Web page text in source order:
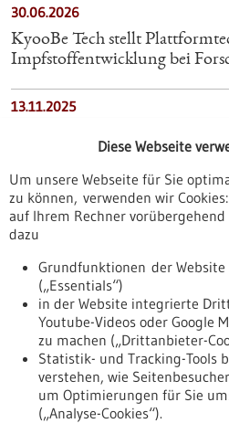
30.06.2026
KyooBe Tech stellt
Impfstoffentwicklung bei
13.11.2025
06.01.2023
CureVac gibt positive Daten
02.10.2023
Professor Rammensee sagt
Nach oben
Diese Webseite
Um unsere Webseite für Sie
zu können, verwenden wir
auf Ihrem Rechner
dazu
Grundfunktionen der
(„Essentials“)
in der Website integrierte
Youtube-Videos oder Google
zu machen („Drittanbieter-
Statistik- und Tracking-Tools
verstehen, wie
um Optimierungen für Sie
(„Analyse-Cookies“).